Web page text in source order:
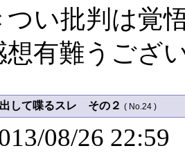
つい批判は覚
想有難うござ
して喋るスレ その２ ( No.24 )
08/26 22:59